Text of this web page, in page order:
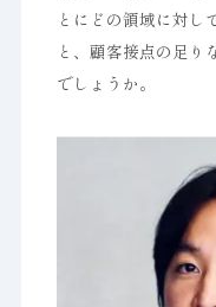
とにどの領域に対し
と、顧客接点の足り
でしょうか。